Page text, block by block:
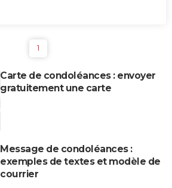
1
Carte de condoléances : envoyer
gratuitement une carte
Message de condoléances :
exemples de textes et modèle de
courrier